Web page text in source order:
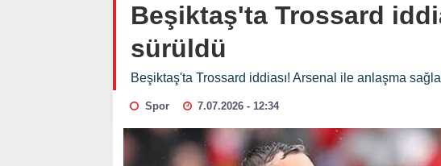
Beşiktaş'ta Trossard
sürüldü
Beşiktaş'ta Trossard iddiası! Arsenal ile anlaşma
Spor 7.07.2026 - 12:34